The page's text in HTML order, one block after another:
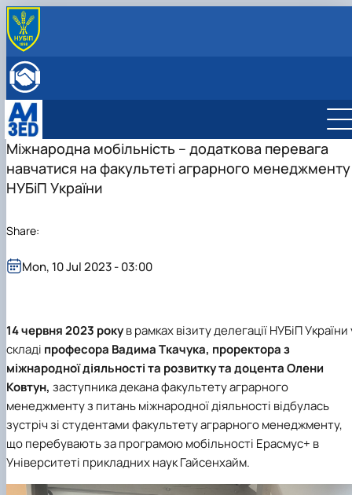
Project DAAD
AgriWork_UA
International business management
Management
Logistics
Master's degree
Administrative management
Management of International Activity
Міжнародна мобільність – додаткова перевага
навчатися на факультеті аграрного менеджменту
НУБіП України
14 червня 2023 рокув рамках візиту делегації НУБіП України
складі професора Вадима Ткачука, проректора з
міжнародної діяльності та розвитку та доцента Олени
Ковтун, заступника декана факультету аграрного
менеджменту з питань міжнародної діяльності відбулась
зустріч зі студентами факультету аграрного менеджменту,
що перебувають за програмою мобільності Ерасмус+ в
Університеті прикладних наук Гайсенхайм.
Mon, 10 Jul 2023 - 03:00
Share: